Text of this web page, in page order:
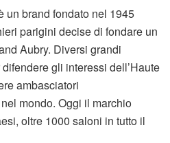
un brand fondato nel 1945
parigini decise di fondare un
Aubry. Diversi grandi
gli interessi dell’Haute
ambasciatori
mondo. Oggi il marchio
oltre 1000 saloni in tutto il